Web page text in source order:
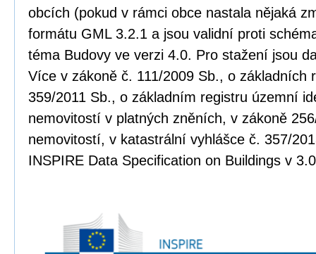
obcích (pokud v rámci obce nastala nějaká
formátu GML 3.2.1 a jsou validní proti
téma Budovy ve verzi 4.0. Pro stažení jsou
Více v zákoně č. 111/2009 Sb., o základních
359/2011 Sb., o základním registru územní
nemovitostí v platných zněních, v zákoně
nemovitostí, v katastrální vyhlášce č. 357/
INSPIRE Data Specification on Buildings v